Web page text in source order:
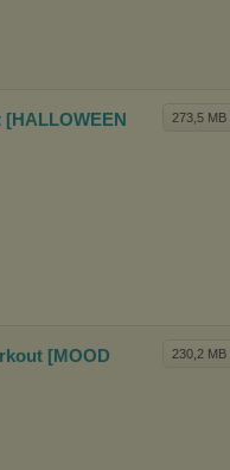
273,5 MB
[HALLOWEEN
230,2 MB
[MOOD